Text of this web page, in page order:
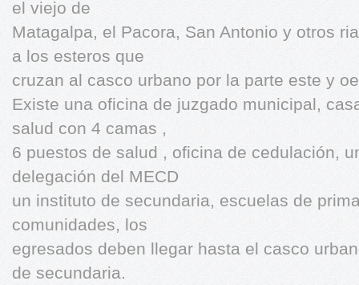
el viejo de
Matagalpa, el Pacora, San Antonio y otros
a los esteros que
cruzan al casco urbano por la parte este y
Existe una oficina de juzgado municipal,
salud con 4 camas ,
6 puestos de salud , oficina de cedulación,
delegación del MECD
un instituto de secundaria, escuelas de
comunidades, los
egresados deben llegar hasta el casco
de secundaria.